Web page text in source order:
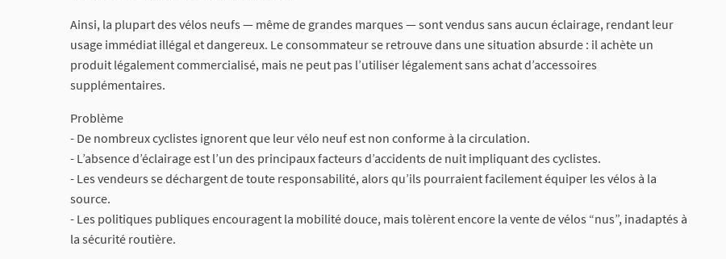
Ainsi, la plupart des vélos neufs — même de grandes marques — sont vendus sans aucun éclairage, rendant leur
usage immédiat illégal et dangereux. Le consommateur se retrouve dans une situation absurde : il achète un
produit légalement commercialisé, mais ne peut pas l’utiliser légalement sans achat d’accessoires
supplémentaires.
Problème
- De nombreux cyclistes ignorent que leur vélo neuf est non conforme à la circulation.
- L’absence d’éclairage est l’un des principaux facteurs d’accidents de nuit impliquant des cyclistes.
- Les vendeurs se déchargent de toute responsabilité, alors qu’ils pourraient facilement équiper les vélos à la
source.
- Les politiques publiques encouragent la mobilité douce, mais tolèrent encore la vente de vélos “nus”, inadaptés à
la sécurité routière.